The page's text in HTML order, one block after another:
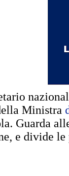
Ministra
Guarda
e divide le